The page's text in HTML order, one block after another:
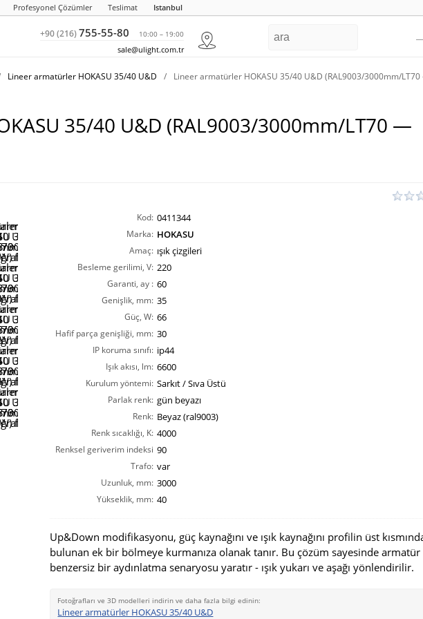
Profesyonel Çözümler Teslimat Istanbul
+90 (216)755-55-80 10:00 – 19:00
sale@ulight.com.tr
Lineer armatürler HOKASU 35/40 U&D / Lineer armatürler HOKASU 35/40 U&D (RAL9003/3000mm/
35/40 U&D (RAL9003/3000mm/LT70 —
Kod: 0411344
Marka: HOKASU
Amaç: ışık çizgileri
Besleme gerilimi, V: 220
Garanti, ay : 60
Genişlik, mm: 35
Güç, W: 66
Hafif parça genişliği, mm: 30
IP koruma sınıfı: ip44
Işık akısı, lm: 6600
Kurulum yöntemi: Sarkıt / Sıva Üstü
Parlak renk: gün beyazı
Renk: Beyaz (ral9003)
Renk sıcaklığı, K: 4000
Renksel geriverim indeksi
CRI(Ra):
90
Trafo: var
Uzunluk, mm: 3000
Yükseklik, mm: 40
Up&Down modifikasyonu, güç kaynağını ve ışık kaynağını profilin üst
bulunan ek bir bölmeye kurmanıza olanak tanır. Bu çözüm sayesinde armatür
benzersiz bir aydınlatma senaryosu yaratır - ışık yukarı ve aşağı yönlendirilir.
Fotoğrafları ve 3D modelleri indirin ve daha fazla bilgi edinin:
Lineer armatürler HOKASU 35/40 U&D